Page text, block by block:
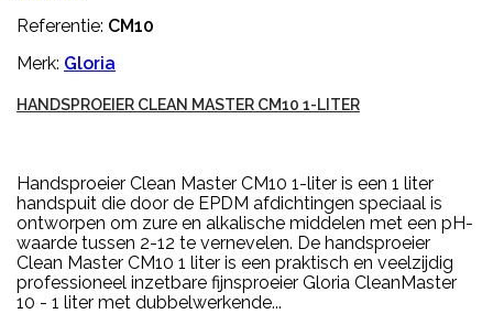
Referentie: CM10
Merk: Gloria
HANDSPROEIER CLEAN MASTER CM10 1-LITER
Handsproeier Clean Master CM10 1-liter is een 1 liter
handspuit die door de EPDM afdichtingen speciaal is
ontworpen om zure en alkalische middelen met een pH-
waarde tussen 2-12 te vernevelen. De handsproeier
Clean Master CM10 1 liter is een praktisch en veelzijdig
professioneel inzetbare fijnsproeier Gloria CleanMaster
10 - 1 liter met dubbelwerkende...